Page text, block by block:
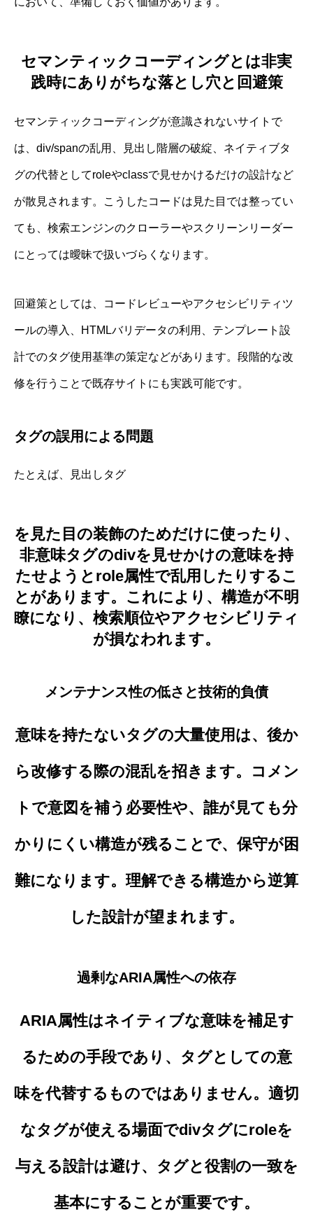
セマンティックコーディングとは非実
践時にありがちな落とし穴と回避策
セマンティックコーディングが意識されないサイトで
は、div/spanの乱用、見出し階層の破綻、ネイティブタ
グの代替としてroleやclassで見せかけるだけの設計など
が散見されます。こうしたコードは見た目では整ってい
ても、検索エンジンのクローラーやスクリーンリーダー
にとっては曖昧で扱いづらくなります。
回避策としては、コードレビューやアクセシビリティツ
ールの導入、HTMLバリデータの利用、テンプレート設
計でのタグ使用基準の策定などがあります。段階的な改
修を行うことで既存サイトにも実践可能です。
タグの誤用による問題
たとえば、見出しタグ
を見た目の装飾のためだけに使ったり、
非意味タグのdivを見せかけの意味を持
たせようとrole属性で乱用したりするこ
とがあります。これにより、構造が不明
瞭になり、検索順位やアクセシビリティ
が損なわれます。
メンテナンス性の低さと技術的負債
意味を持たないタグの大量使用は、後か
ら改修する際の混乱を招きます。コメン
トで意図を補う必要性や、誰が見ても分
かりにくい構造が残ることで、保守が困
難になります。理解できる構造から逆算
した設計が望まれます。
過剰なARIA属性への依存
ARIA属性はネイティブな意味を補足す
るための手段であり、タグとしての意
味を代替するものではありません。適切
なタグが使える場面でdivタグにroleを
与える設計は避け、タグと役割の一致を
基本にすることが重要です。